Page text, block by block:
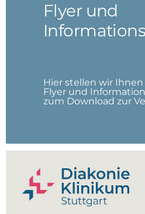
Flyer und
Hier stellen wir
Flyer und
zum Download zur